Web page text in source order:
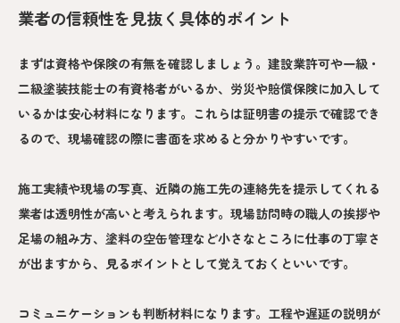
業者の信頼性を見抜く具体的ポイント
まずは資格や保険の有無を確認しましょう。建設業許可や一級・
二級塗装技能士の有資格者がいるか、労災や賠償保険に加入して
いるかは安心材料になります。これらは証明書の提示で確認でき
るので、現場確認の際に書面を求めると分かりやすいです。
施工実績や現場の写真、近隣の施工先の連絡先を提示してくれる
業者は透明性が高いと考えられます。現場訪問時の職人の挨拶や
足場の組み方、塗料の空缶管理など小さなところに仕事の丁寧さ
が出ますから、見るポイントとして覚えておくといいです。
コミュニケーションも判断材料になります。工程や遅延の説明が